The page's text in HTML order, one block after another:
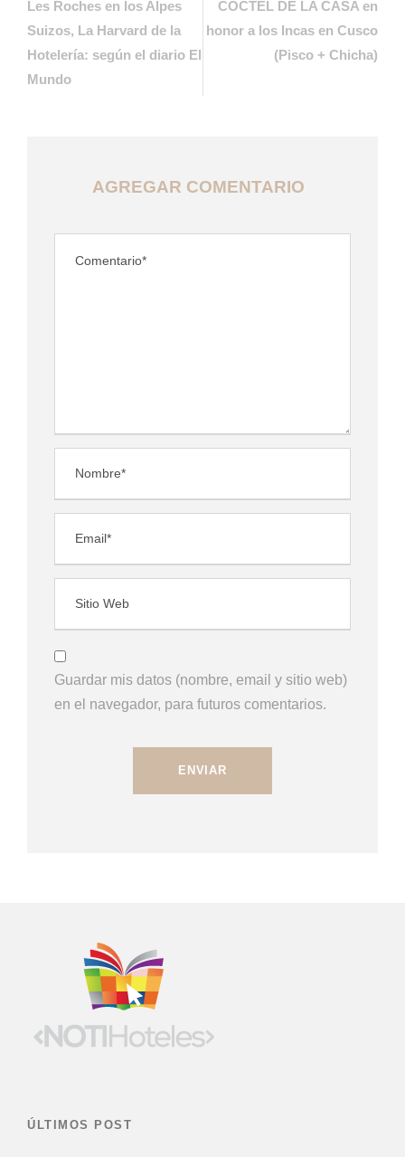
Les Roches en los Alpes
Suizos, La Harvard de la
Hotelería: según el diario El
Mundo
COCTEL DE LA CASA en
honor a los Incas en Cusco
(Pisco + Chicha)
AGREGAR COMENTARIO
Guardar mis datos (nombre, email y sitio web)
en el navegador, para futuros comentarios.
ÚLTIMOS POST